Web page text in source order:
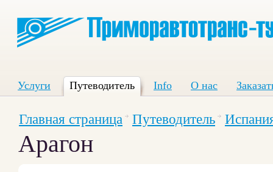
Услуги Путеводитель Info О нас
Главная страница Путеводитель
Арагон